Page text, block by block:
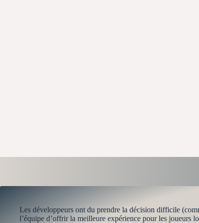
Les développeurs ont du prendre la décision difficile
l’équipe d’offrir la meilleure expérience pour les joueurs